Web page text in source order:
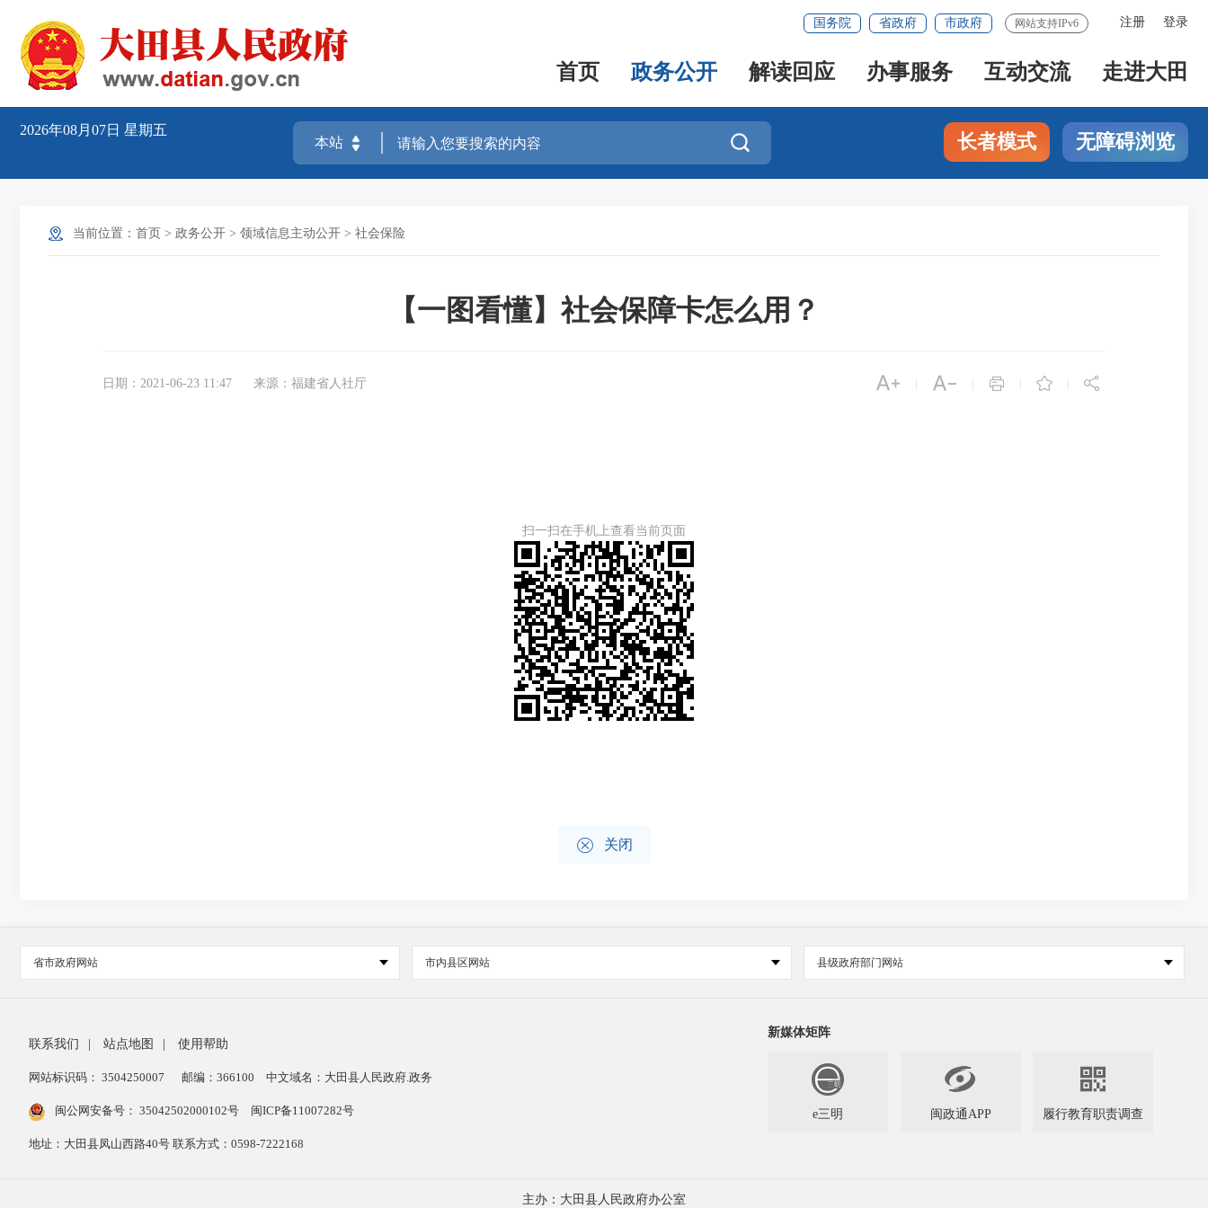
注册 登录
国务院 省政府 市政府 网站支持IPv6
首页 政务公开 解读回应 办事服务 互动交流 走进大田
2026年08月07日 星期五
 长者模式 无障碍浏览
当前位置： 首页 > 政务公开 > 领域信息主动公开 > 社会保险
【一图看懂】社会保障卡怎么用？
日期：2021-06-23 11:47 来源：福建省人社厅     
扫一扫在手机上查看当前页面
 关闭
省市政府网站 市内县区网站 县级政府部门网站
联系我们 站点地图 使用帮助
网站标识码： 3504250007 邮编：366100 中文域名：大田县人民政府.政务
闽公网安备号： 35042502000102号 闽ICP备11007282号
地址：大田县凤山西路40号 联系方式：0598-7222168
新媒体矩阵
e三明

闽政通APP

履行教育职责调查
主办：大田县人民政府办公室